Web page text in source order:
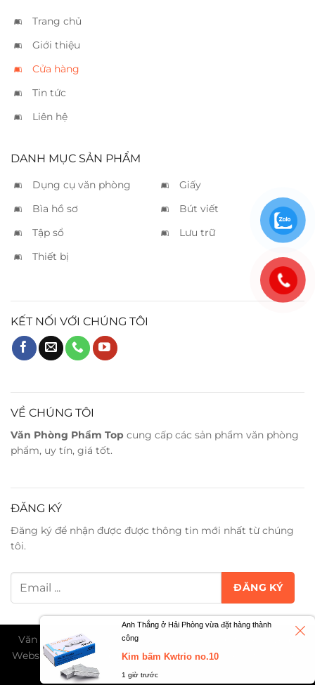
Trang chủ
Giới thiệu
Cửa hàng
Tin tức
Liên hệ
DANH MỤC SẢN PHẨM
Dụng cụ văn phòng
Giấy
Bìa hồ sơ
Bút viết
Tập sổ
Lưu trữ
Thiết bị
KẾT NỐI VỚI CHÚNG TÔI
VỀ CHÚNG TÔI
Văn Phòng Phẩm Top cung cấp các sản phẩm văn phòng
phẩm, uy tín, giá tốt.
ĐĂNG KÝ
Đăng ký để nhận được được thông tin mới nhất từ chúng
tôi.
Văn Phòng Phẩm Trân Phát ©2026. All Rights Reserved -
Website đang trong giai đoạn thử nghiệm và chờ cấp phép
TMĐT...
Anh Thắng ở Hải Phòng vừa đặt hàng thành
công
Kim bấm Kwtrio no.10
1 giờ trước